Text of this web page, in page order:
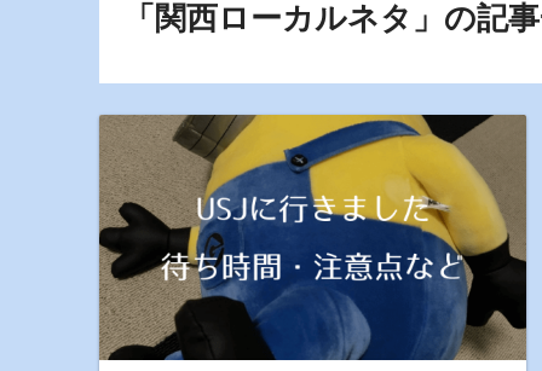
「関西ローカルネタ」の記